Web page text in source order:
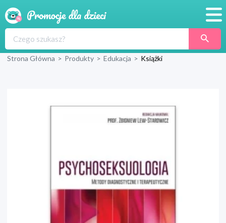
Produkty
Strona Główna > Produkty > Edukacja > Książki